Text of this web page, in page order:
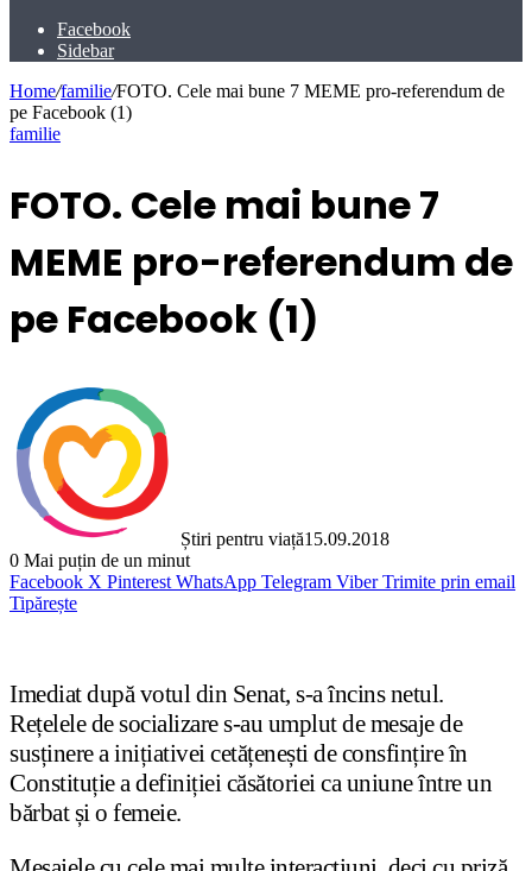
Facebook
Sidebar
Home/familie/FOTO. Cele mai bune 7 MEME pro-referendum de
pe Facebook (1)
familie
FOTO. Cele mai bune 7
MEME pro-referendum de
pe Facebook (1)
Știri pentru viață15.09.2018
0 Mai puțin de un minut
Facebook X Pinterest WhatsApp Telegram Viber Trimite prin email
Tipărește
Imediat după votul din Senat, s-a încins netul.
Rețelele de socializare s-au umplut de mesaje de
susținere a inițiativei cetățenești de consfințire în
Constituție a definiției căsătoriei ca uniune între un
bărbat și o femeie.